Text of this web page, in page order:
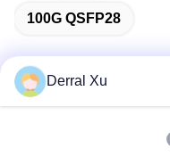
100G QSFP28
Derral Xu